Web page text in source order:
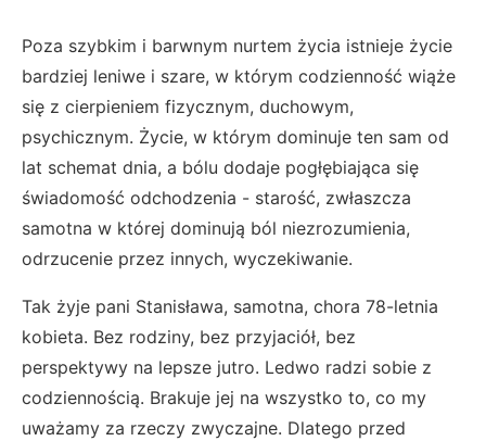
Poza szybkim i barwnym nurtem życia istnieje życie
bardziej leniwe i szare, w którym codzienność wiąże
się z cierpieniem fizycznym, duchowym,
psychicznym. Życie, w którym dominuje ten sam od
lat schemat dnia, a bólu dodaje pogłębiająca się
świadomość odchodzenia - starość, zwłaszcza
samotna w której dominują ból niezrozumienia,
odrzucenie przez innych, wyczekiwanie.
Tak żyje pani Stanisława, samotna, chora 78-letnia
kobieta. Bez rodziny, bez przyjaciół, bez
perspektywy na lepsze jutro. Ledwo radzi sobie z
codziennością. Brakuje jej na wszystko to, co my
uważamy za rzeczy zwyczajne. Dlatego przed